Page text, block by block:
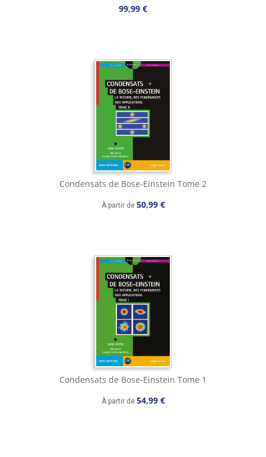
99,99 €
Condensats de Bose-Einstein Tome 2
À partir de 50,99 €
Condensats de Bose-Einstein Tome 1
À partir de 54,99 €